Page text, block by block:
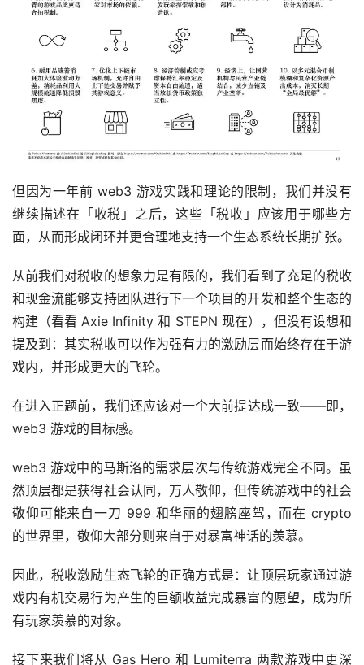
但因为一年前 web3 游戏实践和理论的限制，我们并没有
继续描述在「收税」之后，这些「税收」应该用于哪些方
面，从而形成闭环并更合理地支持一个生态系统长期扩张。
从前我们对税收的想象力是有限的，我们看到了充足的税收
和现金流能够支持团队进行下一个项目的开发和整个生态的
构建（看看 Axie Infinity 和 STEPN 现在），但没有设想和
提及到：其实税收可以作为强有力的激励层而始终存在于游
戏内，并形成更大的飞轮。
在进入正题前，我们还应该对一个大前提达成一致——即，
web3 游戏的目标感。
web3 游戏中的马斯洛的需求层次与传统游戏完全不同。虽
然顶层都是获得社会认同，万人敬仰，但传统游戏中的社会
敬仰可能来自一刀 999 和华丽的翅膀座驾，而在 crypto
的世界里，敬仰大部分则来自于对暴富神话的羡慕。
因此，税收激励生态飞轮的正确方式是：让顶层玩家通过游
戏内有机交易行为产生的巨额收益完成暴富的愿望，成为所
有玩家羡慕的对象。
接下来我们将从 Gas Hero 和 Lumiterra 两款游戏中更深